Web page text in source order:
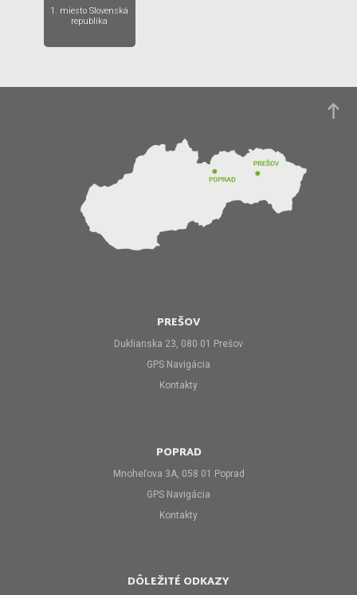
1. miesto Slovenská
republika
PREŠOV
Duklianska 23, 080 01 Prešov
GPS Navigácia
Kontakty
POPRAD
Mnoheľova 3A, 058 01 Poprad
GPS Navigácia
Kontakty
DÔLEŽITÉ ODKAZY